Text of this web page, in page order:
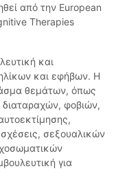
από την European
Therapies
και
και εφήβων. Η
θεμάτων, όπως
διαταραχών, φοβιών,
σεξουαλικών
για